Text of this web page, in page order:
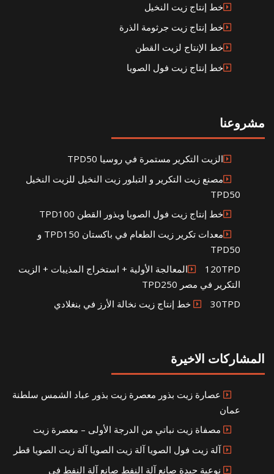
خط إنتاج زيت النخيل
خط إنتاج زيت جرثومة الذرة
خط الإنتاج لزيت القطن
خط إنتاج زيت فول الصويا
مشروعنا
الزيت التكرير مستمرة في روسيا TPD50
مصنع زيت التكرير و التبلور زيت النخيل للزيت النخيل
TPD50
خط إنتاج زيت فول الصويا وبذور القطن TPD100
معدات تكرير زيت الطعام في باكستان TPD150 و
TPD50
120TPDالمعالجة الأولية + استخراج المذيبات + الزيت
التكرير في مصر TPD250
30TPD خط إنتاج زيت نخالة الأرز في بنغلادي
المشاركات الاخيرة
عصارة زيت بذور معصرة زيت بذور عباد الشمس سلطنة
عمان
مصفاة زيت نباتي من الدرجة الأولى – معصرة زيت
آلة زيت فول الصويا آلة زيت الصويا آلة زيت الصويا قطر
نوعية جيدة صانع آلة النفط صانع آلة النفط في